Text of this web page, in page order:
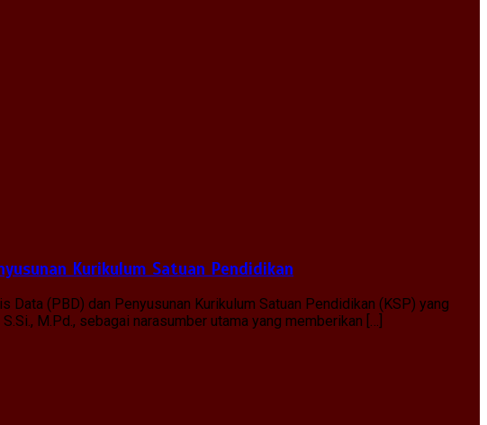
Kurikulum Satuan Pendidikan
(PBD) dan Penyusunan Kurikulum Satuan Pendidikan (KSP) yang
M.Pd., sebagai narasumber utama yang memberikan […]